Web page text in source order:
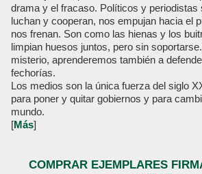
drama y el fracaso. Políticos y periodistas
luchan y cooperan, nos empujan hacia el
nos frenan. Son como las hienas y los
limpian huesos juntos, pero sin
misterio, aprenderemos también a
fechorías.
Los medios son la única fuerza del siglo
para poner y quitar gobiernos y para
mundo.
[Más]
COMPRAR EJEMPLARES